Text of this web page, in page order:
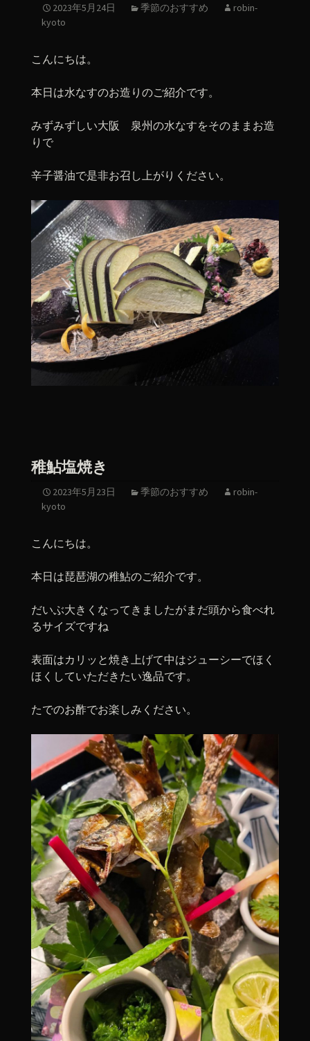
2023年5月24日 季節のおすすめ
robin-
kyoto
こんにちは。
本日は水なすのお造りのご紹介です。
みずみずしい大阪 泉州の水なすをそのままお造
りで
辛子醤油で是非お召し上がりください。
稚鮎塩焼き
2023年5月23日 季節のおすすめ
robin-
kyoto
こんにちは。
本日は琵琶湖の稚鮎のご紹介です。
だいぶ大きくなってきましたがまだ頭から食べれ
るサイズですね
表面はカリッと焼き上げて中はジューシーでほく
ほくしていただきたい逸品です。
たでのお酢でお楽しみください。